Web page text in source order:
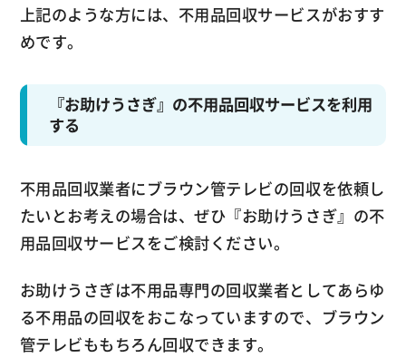
上記のような方には、不用品回収サービスがおすす
めです。
『お助けうさぎ』の不用品回収サービスを利用
する
不用品回収業者にブラウン管テレビの回収を依頼し
たいとお考えの場合は、ぜひ『お助けうさぎ』の不
用品回収サービスをご検討ください。
お助けうさぎは不用品専門の回収業者としてあらゆ
る不用品の回収をおこなっていますので、ブラウン
管テレビももちろん回収できます。